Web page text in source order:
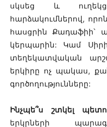
սկսեց և
հարձակումներով,
հասցրին Քադաֆիի՝
կերպարին: Կամ
տեղեկատվական
երկիրը ոչ պակաս,
գործողությունները:
Ինչպե՞ս շտկել
երկրների